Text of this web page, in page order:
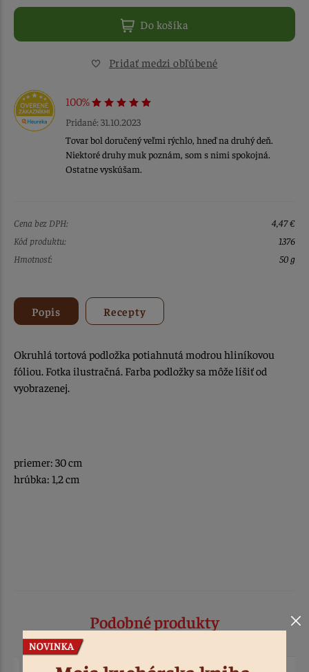
Do košíka
Pridať medzi obľúbené
100%
Pridané: 31.10.2023
Tovar bol doručený veľmi rýchlo, hneď na druhý deň.
Niektoré druhy muk poznám, som s nimi spokojná.
Ostatne vyskúšam.
Cena bez DPH:
4,47 €
Kód produktu:
1376
Hmotnosť:
50 g
Popis Recepty
Okruhlá tortová podložka potiahnutá modrou hliníkovou
fóliou. Fotka ilustračná. Farba podložky sa môže líšiť od
vyobrazenej.
priemer: 30 cm
hrúbka: 1,2 cm
Podobné produkty